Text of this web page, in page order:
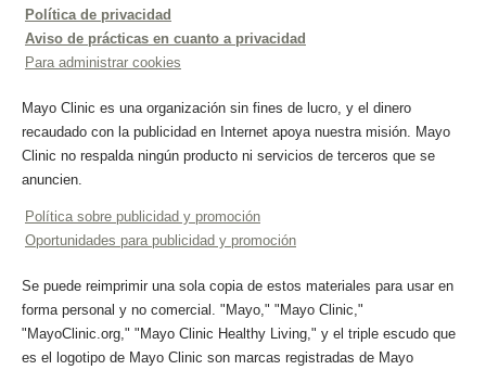
Política de privacidad
Aviso de prácticas en cuanto a privacidad
Para administrar cookies
Mayo Clinic es una organización sin fines de lucro, y el dinero
recaudado con la publicidad en Internet apoya nuestra misión. Mayo
Clinic no respalda ningún producto ni servicios de terceros que se
anuncien.
Política sobre publicidad y promoción
Oportunidades para publicidad y promoción
Se puede reimprimir una sola copia de estos materiales para usar en
forma personal y no comercial. "Mayo," "Mayo Clinic,"
"MayoClinic.org," "Mayo Clinic Healthy Living," y el triple escudo que
es el logotipo de Mayo Clinic son marcas registradas de Mayo